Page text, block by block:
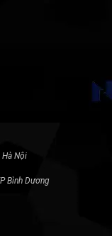
Nội
Bình Dương